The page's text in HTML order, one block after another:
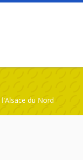
du Nord